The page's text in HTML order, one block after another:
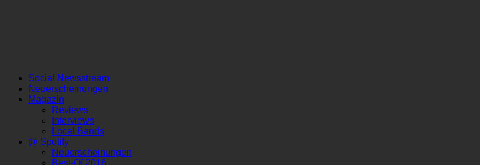
Social Newsstream
Neuerscheinungen
Magazin
Reviews
Interviews
Local Bands
@ Spotify
Neuerscheinungen
Best-Of 2016